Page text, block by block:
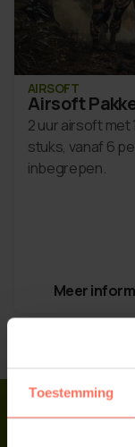
Toestemming
AIRSOFT
Airsoft
2 uur airsoft met
stuks, vanaf 6
inbegrepen.
Meer